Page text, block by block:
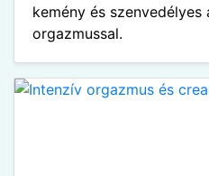
kemény és
orgazmussal.